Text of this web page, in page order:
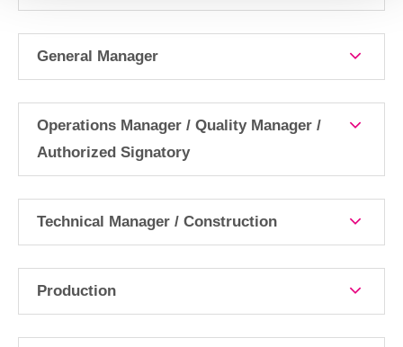
General Manager
Operations Manager / Quality Manager /
Authorized Signatory
Technical Manager / Construction
Production